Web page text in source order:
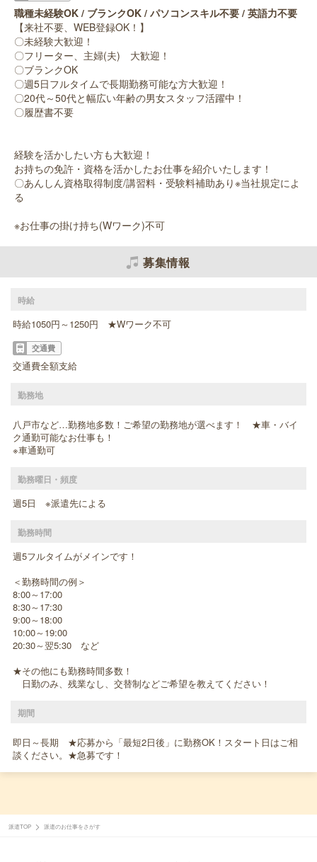
職種未経験OK / ブランクOK / パソコンスキル不要 / 英語力不要
【来社不要、WEB登録OK！】
〇未経験大歓迎！
〇フリーター、主婦(夫) 大歓迎！
〇ブランクOK
〇週5日フルタイムで長期勤務可能な方大歓迎！
〇20代～50代と幅広い年齢の男女スタッフ活躍中！
〇履歴書不要
経験を活かしたい方も大歓迎！
お持ちの免許・資格を活かしたお仕事を紹介いたします！
〇あんしん資格取得制度/講習料・受験料補助あり※当社規定によ
る
※お仕事の掛け持ち(Wワーク)不可
募集情報
時給
時給1050円～1250円 ★Wワーク不可
交通費
交通費全額支給
勤務地
八戸市など…勤務地多数！ご希望の勤務地が選べます！ ★車・バイ
ク通勤可能なお仕事も！
※車通勤可
勤務曜日・頻度
週5日 ※派遣先による
勤務時間
週5フルタイムがメインです！
＜勤務時間の例＞
8:00～17:00
8:30～17:30
9:00～18:00
10:00～19:00
20:30～翌5:30 など
★その他にも勤務時間多数！
日勤のみ、残業なし、交替制などご希望を教えてください！
期間
即日～長期 ★応募から「最短2日後」に勤務OK！スタート日はご相
談ください。★急募です！
派遣TOP 派遣のお仕事をさがす